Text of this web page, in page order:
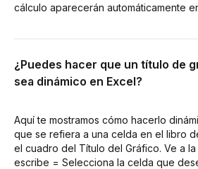
cálculo aparecerán automáticamente
¿Puedes hacer que un título de
sea dinámico en Excel?
Aquí te mostramos cómo hacerlo
que se refiera a una celda en el libro
el cuadro del Título del Gráfico. Ve a
escribe = Selecciona la celda que